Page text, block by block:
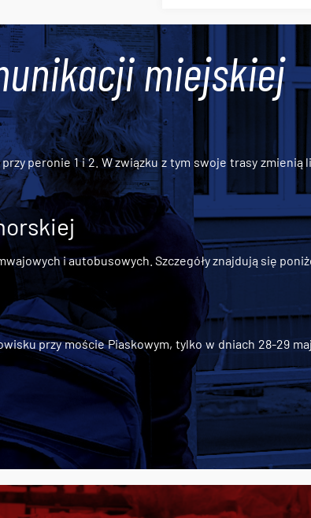
miejskiej
peronie 1 i 2. W związku z tym swoje trasy zmienią
i autobusowych. Szczegóły znajdują się
przy moście Piaskowym, tylko w dniach 28-29